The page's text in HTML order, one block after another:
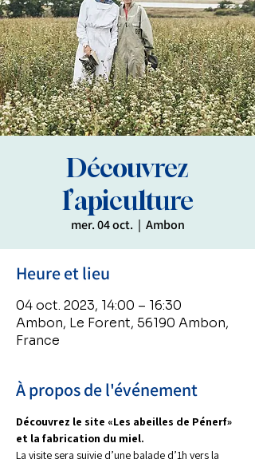
Découvrez
l’apiculture
mer. 04 oct.
  |
Ambon
Heure et lieu
04 oct. 2023, 14:00 – 16:30
Ambon, Le Forent, 56190 Ambon,
France
À propos de l'événement
Découvrez le site «Les abeilles de Pénerf»
et la fabrication du miel.
La visite sera suivie d’une balade d’1h vers la